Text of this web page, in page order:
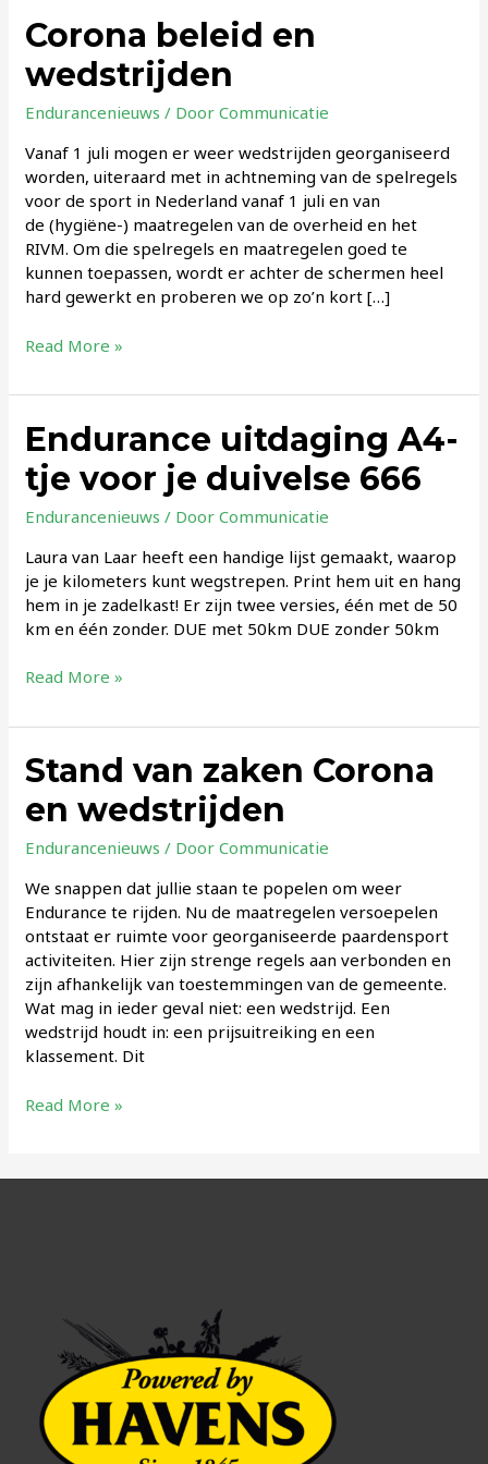
Corona beleid en
wedstrijden
Endurancenieuws / DoorCommunicatie
Vanaf 1 juli mogen er weer wedstrijden georganiseerd
worden, uiteraard met in achtneming van de spelregels
voor de sport in Nederland vanaf 1 juli en van
de (hygiëne-) maatregelen van de overheid en het
RIVM. Om die spelregels en maatregelen goed te
kunnen toepassen, wordt er achter de schermen heel
hard gewerkt en proberen we op zo’n kort […]
Corona
en
Read More »
Endurance uitdaging A4-
tje voor je duivelse 666
Endurancenieuws / DoorCommunicatie
Laura van Laar heeft een handige lijst gemaakt, waarop
je je kilometers kunt wegstrepen. Print hem uit en hang
hem in je zadelkast! Er zijn twee versies, één met de 50
km en één zonder. DUE met 50km DUE zonder 50km
Endurance
A4-
voor
duivelse
666
Read More »
Stand van zaken Corona
en wedstrijden
Endurancenieuws / DoorCommunicatie
We snappen dat jullie staan te popelen om weer
Endurance te rijden. Nu de maatregelen versoepelen
ontstaat er ruimte voor georganiseerde paardensport
activiteiten. Hier zijn strenge regels aan verbonden en
zijn afhankelijk van toestemmingen van de gemeente.
Wat mag in ieder geval niet: een wedstrijd. Een
wedstrijd houdt in: een prijsuitreiking en een
klassement. Dit
Stand
Corona
Read More »